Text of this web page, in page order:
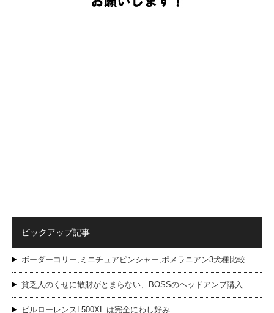
ピックアップ記事
ボーダーコリー,ミニチュアピンシャー,ポメラニアン3犬種比較
貧乏人のくせに散財がとまらない、BOSSのヘッドアンプ購入
ビルローレンスL500XL は完全にわし好み